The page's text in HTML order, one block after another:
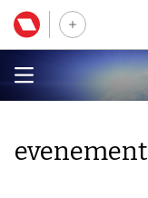
evenement